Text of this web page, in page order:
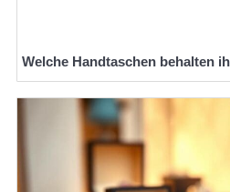
Welche Handtaschen behalten